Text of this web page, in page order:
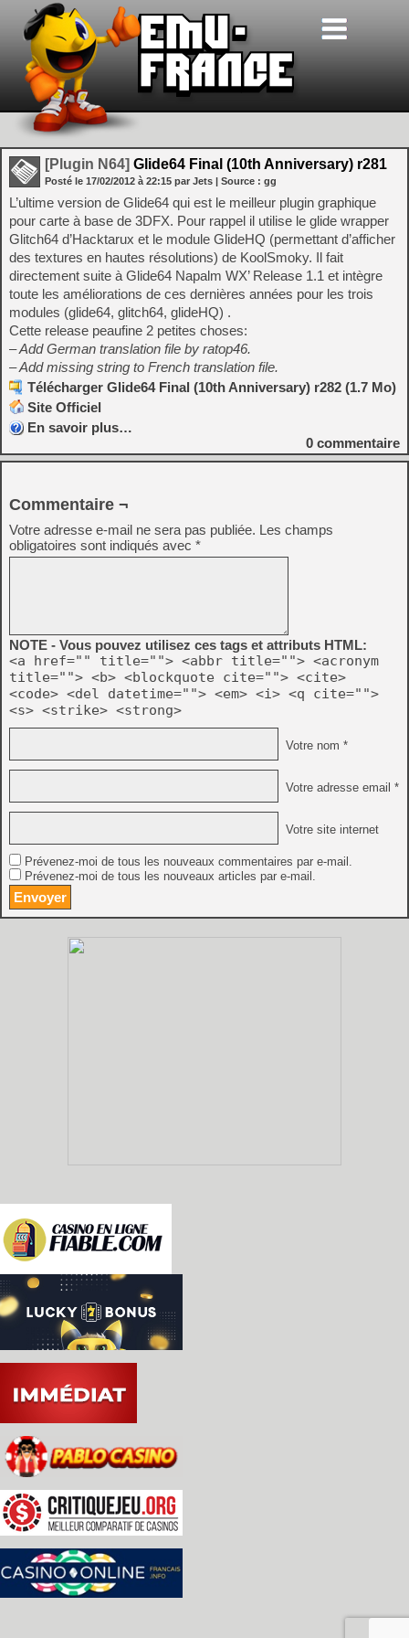
[Plugin N64] Glide64 Final (10th Anniversary) r281
Posté le 17/02/2012 à 22:15 par Jets | Source : gg
L’ultime version de Glide64 qui est le meilleur plugin graphique
pour carte à base de 3DFX. Pour rappel il utilise le glide wrapper
Glitch64 d’Hacktarux et le module GlideHQ (permettant d’afficher
des textures en hautes résolutions) de KoolSmoky. Il fait
directement suite à Glide64 Napalm WX’ Release 1.1 et intègre
toute les améliorations de ces dernières années pour les trois
modules (glide64, glitch64, glideHQ) .
Cette release peaufine 2 petites choses:
– Add German translation file by ratop46.
– Add missing string to French translation file.
Télécharger Glide64 Final (10th Anniversary) r282 (1.7 Mo)
Site Officiel
En savoir plus…
0 commentaire
Commentaire ¬
Votre adresse e-mail ne sera pas publiée. Les champs
obligatoires sont indiqués avec *
NOTE - Vous pouvez utilisez ces tags et attributs HTML:
<a href="" title=""> <abbr title=""> <acronym
title=""> <b> <blockquote cite=""> <cite>
<code> <del datetime=""> <em> <i> <q cite="">
<s> <strike> <strong>
Votre nom *
Votre adresse email *
Votre site internet
Prévenez-moi de tous les nouveaux commentaires par e-mail.
Prévenez-moi de tous les nouveaux articles par e-mail.